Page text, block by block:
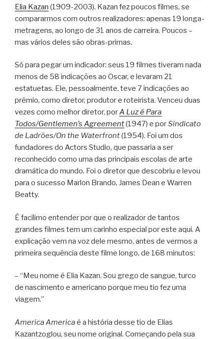
Elia Kazan (1909-2003). Kazan fez poucos filmes, se
compararmos com outros realizadores: apenas 19 longa-
metragens, ao longo de 31 anos de carreira. Poucos –
mas vários deles são obras-primas.
Só para pegar um indicador: seus 19 filmes tiveram nada
menos de 58 indicações ao Oscar, e levaram 21
estatuetas. Ele, pessoalmente, teve 7 indicações ao
prêmio, como diretor, produtor e roteirista. Venceu duas
vezes como melhor diretor, porA Luz é Para
Todos/Gentlemen’s Agreement(1947) e porSindicato
de Ladrões/On the Waterfront(1954). Foi um dos
fundadores do Actors Studio, que passaria a ser
reconhecido como uma das principais escolas de arte
dramática do mundo. Foi o diretor que descobriu e levou
para o sucesso Marlon Brando, James Dean e Warren
Beatty.
É facílimo entender por que o realizador de tantos
grandes filmes tem um carinho especial por este aqui. A
explicação vem na voz dele mesmo, antes de vermos a
primeira sequência deste filme longo, de 168 minutos:
– “Meu nome é Elia Kazan. Sou grego de sangue, turco
de nascimento e americano porque meu tio fez uma
viagem.”
America Americaé a história desse tio de Elias
Kazantzoglou, seu nome original. Começando pela sua